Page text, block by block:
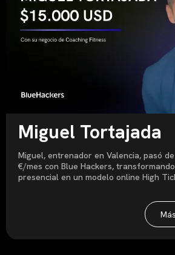
Miguel Tortajada
Miguel, entrenador en Valencia, pasó
€/mes con Blue Hackers,
presencial en un modelo online High